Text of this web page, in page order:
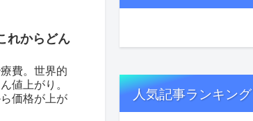
れからどん
費。世界的
値上がり。
価格が上が
人気記事ランキング